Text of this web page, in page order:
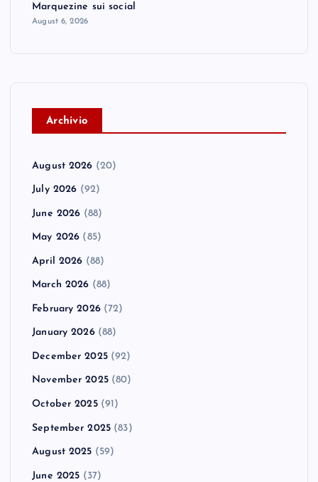
Marquezine sui social
August 6, 2026
Archivio
August 2026 (20)
July 2026 (92)
June 2026 (88)
May 2026 (85)
April 2026 (88)
March 2026 (88)
February 2026(72)
January 2026(88)
December 2025(92)
November 2025(80)
October 2025(91)
September 2025 (83)
August 2025 (59)
June 2025 (37)